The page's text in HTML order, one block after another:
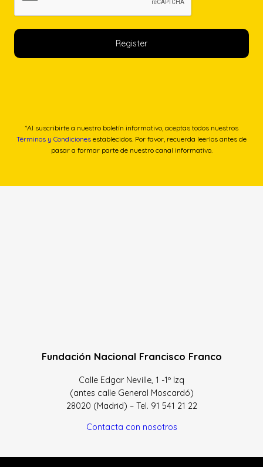
*Al suscribirte a nuestro boletín informativo, aceptas todos nuestros
Términos y Condiciones establecidos. Por favor, recuerda leerlos antes de
pasar a formar parte de nuestro canal informativo.
Fundación Nacional Francisco Franco
Calle Edgar Neville, 1 -1º Izq
(antes calle General Moscardó)
28020 (Madrid) – Tel. 91 541 21 22
Contacta con nosotros